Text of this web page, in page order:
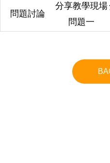
問題討論
分享教學現場
問題一